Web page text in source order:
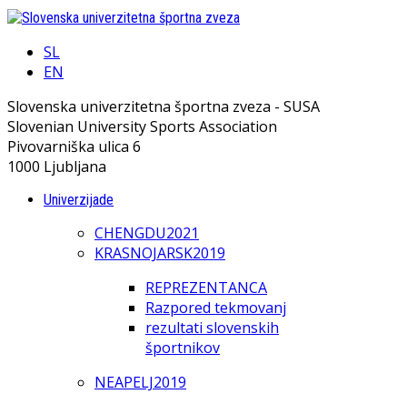
SL
EN
Slovenska univerzitetna športna zveza - SUSA
Slovenian University Sports Association
Pivovarniška ulica 6
1000 Ljubljana
Univerzijade
CHENGDU2021
KRASNOJARSK2019
REPREZENTANCA
Razpored tekmovanj
rezultati slovenskih
športnikov
NEAPELJ2019